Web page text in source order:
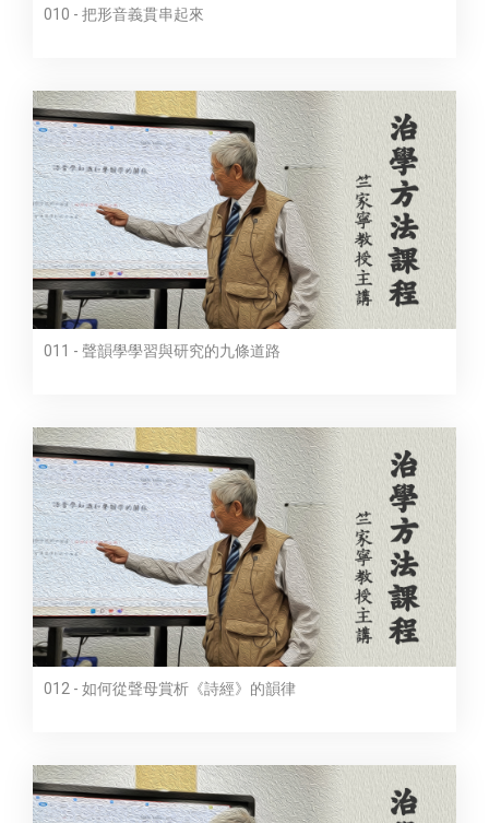
010 - 把形音義貫串起來
011 - 聲韻學學習與研究的九條道路
012 - 如何從聲母賞析《詩經》的韻律